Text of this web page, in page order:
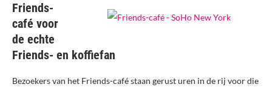
Friends-
café voor
de echte
Friends- en koffiefan
Bezoekers van het Friends-café staan gerust uren in de rij voor die